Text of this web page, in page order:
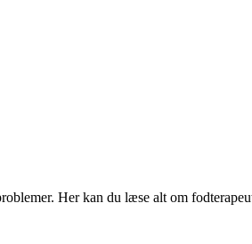
Her kan du læse alt om